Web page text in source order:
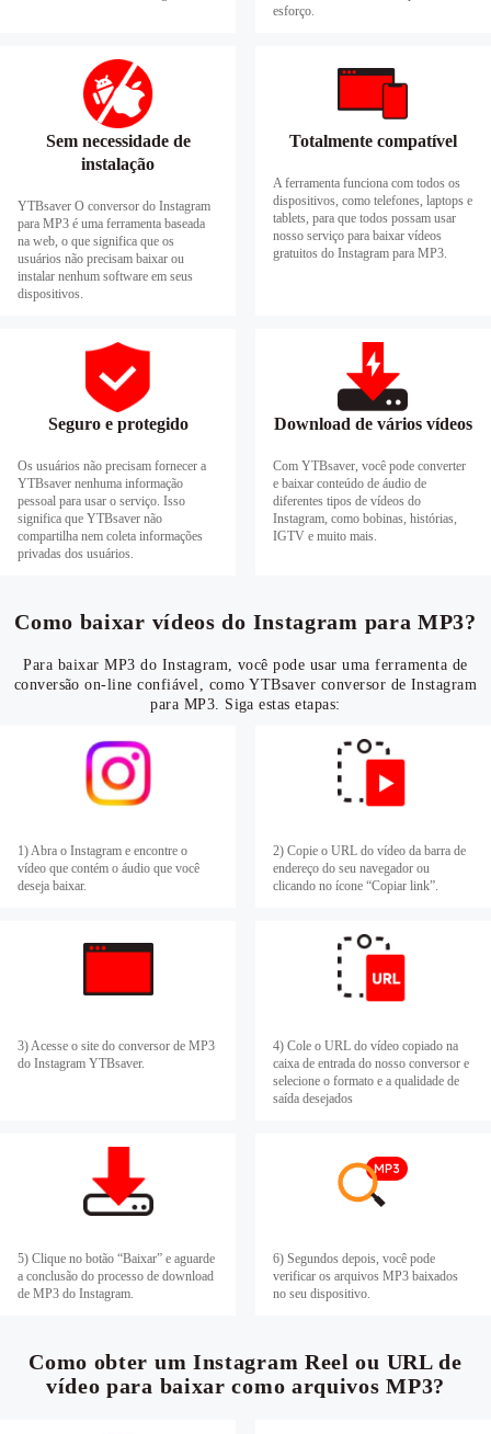
esforço.
Sem necessidade de
instalação
YTBsaver O conversor do Instagram
para MP3 é uma ferramenta baseada
na web, o que significa que os
usuários não precisam baixar ou
instalar nenhum software em seus
dispositivos.
Totalmente compatível
A ferramenta funciona com todos os
dispositivos, como telefones, laptops e
tablets, para que todos possam usar
nosso serviço para baixar vídeos
gratuitos do Instagram para MP3.
Seguro e protegido
Os usuários não precisam fornecer a
YTBsaver nenhuma informação
pessoal para usar o serviço. Isso
significa que YTBsaver não
compartilha nem coleta informações
privadas dos usuários.
Download de vários vídeos
Com YTBsaver, você pode converter
e baixar conteúdo de áudio de
diferentes tipos de vídeos do
Instagram, como bobinas, histórias,
IGTV e muito mais.
Como baixar vídeos do Instagram para MP3?
Para baixar MP3 do Instagram, você pode usar uma ferramenta de
conversão on-line confiável, como YTBsaver conversor de Instagram
para MP3. Siga estas etapas:
1) Abra o Instagram e encontre o
vídeo que contém o áudio que você
deseja baixar.
2) Copie o URL do vídeo da barra de
endereço do seu navegador ou
clicando no ícone “Copiar link”.
3) Acesse o site do conversor de MP3
do Instagram YTBsaver.
4) Cole o URL do vídeo copiado na
caixa de entrada do nosso conversor e
selecione o formato e a qualidade de
saída desejados
5) Clique no botão “Baixar” e aguarde
a conclusão do processo de download
de MP3 do Instagram.
6) Segundos depois, você pode
verificar os arquivos MP3 baixados
no seu dispositivo.
Como obter um Instagram Reel ou URL de
vídeo para baixar como arquivos MP3?